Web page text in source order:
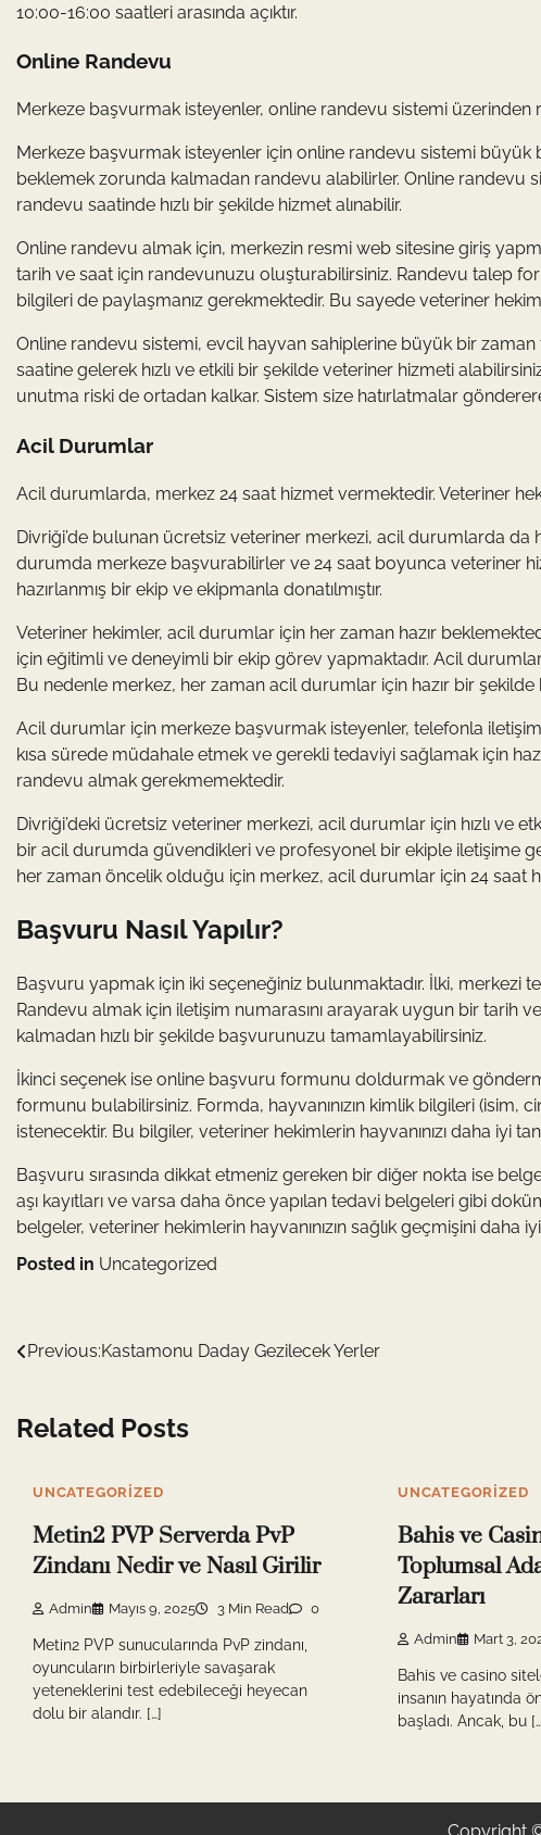
10:00-16:00 saatleri arasında açıktır.
Online Randevu
Merkeze başvurmak isteyenler, online randevu sistemi üzerinden
Merkeze başvurmak isteyenler için online randevu sistemi büyük
beklemek zorunda kalmadan randevu alabilirler. Online randevu
randevu saatinde hızlı bir şekilde hizmet alınabilir.
Online randevu almak için, merkezin resmi web sitesine giriş
tarih ve saat için randevunuzu oluşturabilirsiniz. Randevu talep
bilgileri de paylaşmanız gerekmektedir. Bu sayede veteriner
Online randevu sistemi, evcil hayvan sahiplerine büyük bir
saatine gelerek hızlı ve etkili bir şekilde veteriner hizmeti
unutma riski de ortadan kalkar. Sistem size hatırlatmalar
Acil Durumlar
Acil durumlarda, merkez 24 saat hizmet vermektedir. Veteriner
Divriği’de bulunan ücretsiz veteriner merkezi, acil durumlarda da
durumda merkeze başvurabilirler ve 24 saat boyunca veteriner
hazırlanmış bir ekip ve ekipmanla donatılmıştır.
Veteriner hekimler, acil durumlar için her zaman hazır
için eğitimli ve deneyimli bir ekip görev yapmaktadır. Acil
Bu nedenle merkez, her zaman acil durumlar için hazır bir şekilde
Acil durumlar için merkeze başvurmak isteyenler, telefonla
kısa sürede müdahale etmek ve gerekli tedaviyi sağlamak için
randevu almak gerekmemektedir.
Divriği’deki ücretsiz veteriner merkezi, acil durumlar için hızlı ve
bir acil durumda güvendikleri ve profesyonel bir ekiple iletişime
her zaman öncelik olduğu için merkez, acil durumlar için 24 saat
Başvuru Nasıl Yapılır?
Başvuru yapmak için iki seçeneğiniz bulunmaktadır. İlki,
Randevu almak için iletişim numarasını arayarak uygun bir tarih
kalmadan hızlı bir şekilde başvurunuzu tamamlayabilirsiniz.
İkinci seçenek ise online başvuru formunu doldurmak ve
formunu bulabilirsiniz. Formda, hayvanınızın kimlik bilgileri (isim,
istenecektir. Bu bilgiler, veteriner hekimlerin hayvanınızı daha iyi
Başvuru sırasında dikkat etmeniz gereken bir diğer nokta ise
aşı kayıtları ve varsa daha önce yapılan tedavi belgeleri gibi
belgeler, veteriner hekimlerin hayvanınızın sağlık geçmişini daha
Posted in Uncategorized
Yazı
Previous:Kastamonu Daday Gezilecek Yerler
Related Posts
UNCATEGORIZED
Metin2 PVP Serverda PvP
Zindanı Nedir ve Nasıl Girilir
Admin Mayıs 9, 2025 3 Min Read 0
Metin2 PVP sunucularında PvP zindanı,
oyuncuların birbirleriyle savaşarak
yeteneklerini test edebileceği heyecan
dolu bir alandır. […]
UNCATEGORIZED
Bahis ve
Toplumsal
Zararları
Admin Mart 3,
Bahis ve casino
insanın hayatında
başladı. Ancak, bu